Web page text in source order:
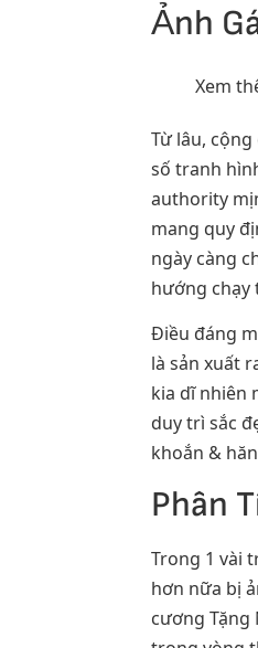
Ảnh
Xem
Từ lâu,
số tranh
authority
mang quy
ngày càng
hướng chạy
Điều đáng
là sản xuất
kia dĩ nhiên
duy trì sắc
khoắn &
Phân
Trong 1 vài
hơn nữa bị
cương